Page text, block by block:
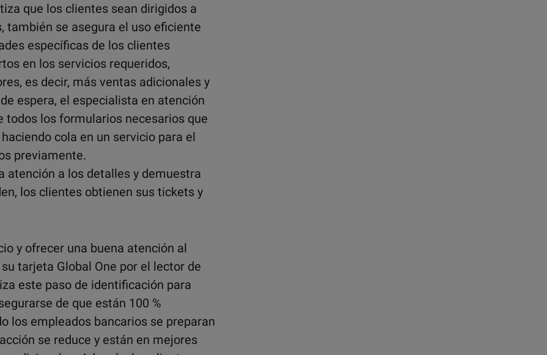
que los clientes sean dirigidos a
también se asegura el uso eficiente
específicas de los clientes
en los servicios requeridos,
es decir, más ventas adicionales y
espera, el especialista en atención
todos los formularios necesarios que
cola en un servicio para el
previamente.
atención a los detalles y demuestra
los clientes obtienen sus tickets y
y ofrecer una buena atención al
tarjeta Global One por el lector de
este paso de identificación para
de que están 100 %
los empleados bancarios se preparan
se reduce y están en mejores